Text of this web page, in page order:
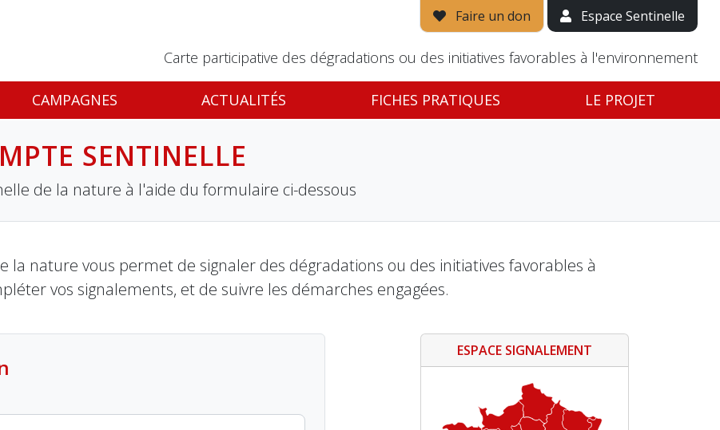
Faire un don Espace Sentinelle
Carte participative des dégradations ou des initiatives favorables à l'environnement
CAMPAGNES ACTUALITÉS FICHES PRATIQUES LE PROJET
SENTINELLE
de la nature à l'aide du formulaire ci-dessous
la nature vous permet de signaler des dégradations ou des initiatives favorables à
vos signalements, et de suivre les démarches engagées.
ESPACE SIGNALEMENT